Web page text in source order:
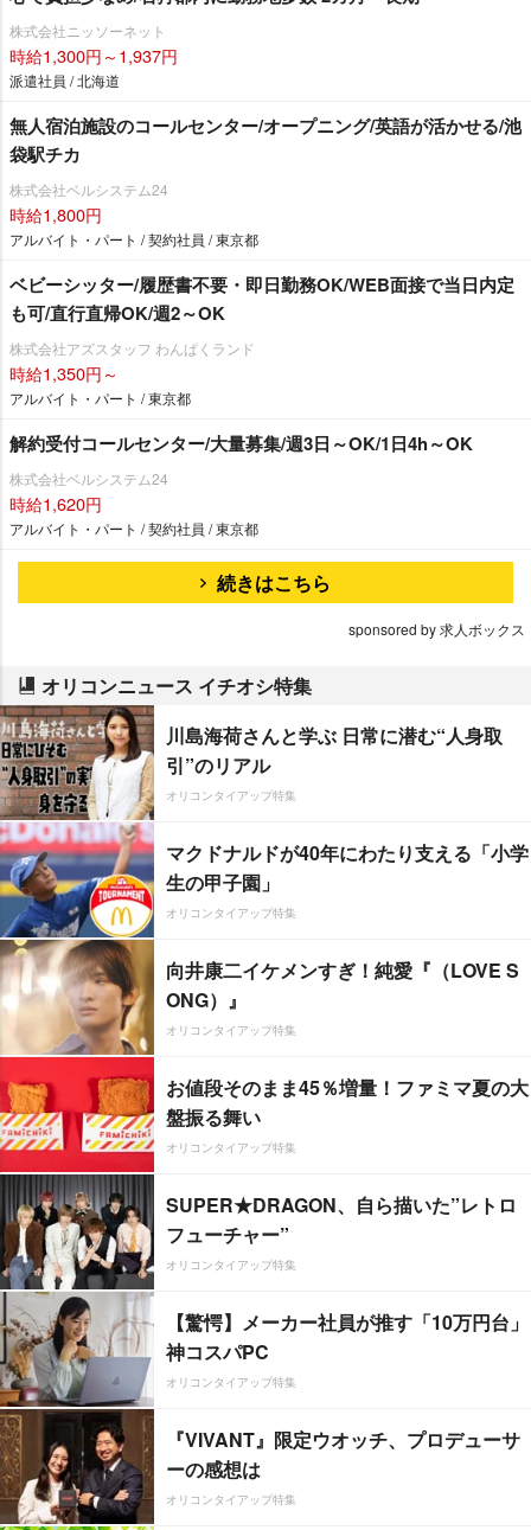
株式会社ニッソーネット
時給1,300円～1,937円
派遣社員 / 北海道
無人宿泊施設のコールセンター/オープニング/英語が活かせる/池
袋駅チカ
株式会社ベルシステム24
時給1,800円
アルバイト・パート / 契約社員 / 東京都
ベビーシッター/履歴書不要・即日勤務OK/WEB面接で当日内定
も可/直行直帰OK/週2～OK
株式会社アズスタッフ わんぱくランド
時給1,350円～
アルバイト・パート / 東京都
解約受付コールセンター/大量募集/週3日～OK/1日4h～OK
株式会社ベルシステム24
時給1,620円
アルバイト・パート / 契約社員 / 東京都
続きはこちら
sponsored by 求人ボックス
オリコンニュース イチオシ特集
川島海荷さんと学ぶ 日常に潜む“人身取
引”のリアル
オリコンタイアップ特集
マクドナルドが40年にわたり支える「小学
生の甲子園」
オリコンタイアップ特集
向井康二イケメンすぎ！純愛『（LOVE S
ONG）』
オリコンタイアップ特集
お値段そのまま45％増量！ファミマ夏の大
盤振る舞い
オリコンタイアップ特集
SUPER★DRAGON、自ら描いた”レトロ
フューチャー”
オリコンタイアップ特集
【驚愕】メーカー社員が推す「10万円台」
神コスパPC
オリコンタイアップ特集
『VIVANT』限定ウオッチ、プロデューサ
ーの感想は
オリコンタイアップ特集